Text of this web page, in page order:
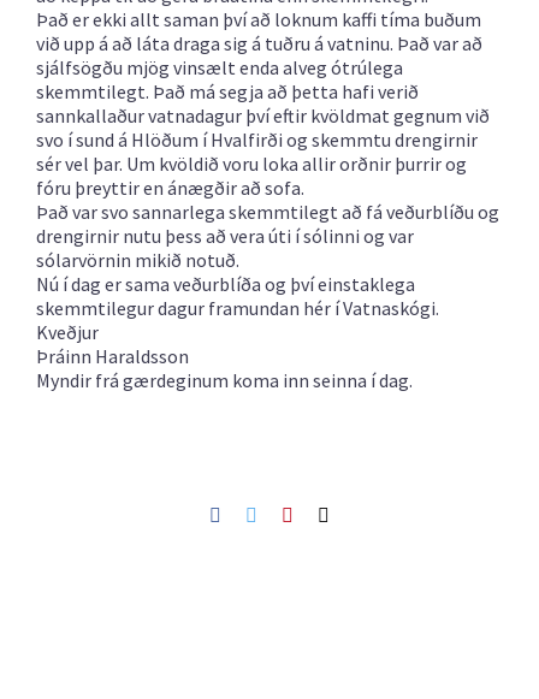
Það er ekki allt saman því að loknum kaffi tíma buðum
við upp á að láta draga sig á tuðru á vatninu. Það var að
sjálfsögðu mjög vinsælt enda alveg ótrúlega
skemmtilegt. Það má segja að þetta hafi verið
sannkallaður vatnadagur því eftir kvöldmat gegnum við
svo í sund á Hlöðum í Hvalfirði og skemmtu drengirnir
sér vel þar. Um kvöldið voru loka allir orðnir þurrir og
fóru þreyttir en ánægðir að sofa.
Það var svo sannarlega skemmtilegt að fá veðurblíðu og
drengirnir nutu þess að vera úti í sólinni og var
sólarvörnin mikið notuð.
Nú í dag er sama veðurblíða og því einstaklega
skemmtilegur dagur framundan hér í Vatnaskógi.
Kveðjur
Þráinn Haraldsson
Myndir frá gærdeginum koma inn seinna í dag.
Facebook
TwitterPinterest